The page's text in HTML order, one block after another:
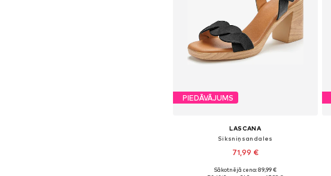
PIEDĀVĀJUMS
LASCANA
Siksniņsandales
71,99 €
Pieejams daudzos izmēros
Sākotnējā cena: 89,99 €